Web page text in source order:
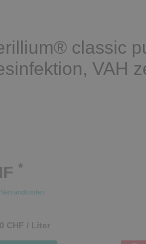
classic
VAH
*
Versandkosten
CHF / Liter